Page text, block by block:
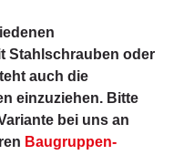
Stahlschrauben oder
auch die
einzuziehen. Bitte
bei uns an
Baugruppen-